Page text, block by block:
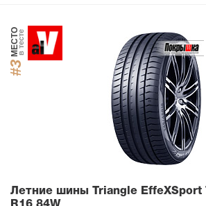
#3
МЕСТОв тесте
Летние шины Triangle EffeXSport